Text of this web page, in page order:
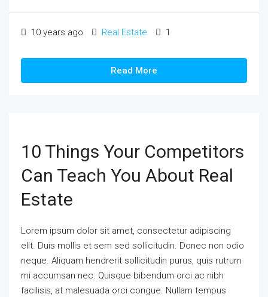
10 years ago Real Estate 1
Read More
10 Things Your Competitors
Can Teach You About Real
Estate
Lorem ipsum dolor sit amet, consectetur adipiscing
elit. Duis mollis et sem sed sollicitudin. Donec non odio
neque. Aliquam hendrerit sollicitudin purus, quis rutrum
mi accumsan nec. Quisque bibendum orci ac nibh
facilisis, at malesuada orci congue. Nullam tempus